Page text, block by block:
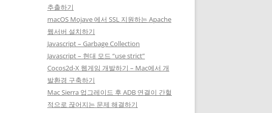
추출하기
macOS Mojave 에서 SSL 지원하는 Apache
웹서버 설치하기
Javascript – Garbage Collection
Javascript – 현대 모드 “use strict”
Cocos2d-X 웹게임 개발하기 – Mac에서 개
발환경 구축하기
Mac Sierra 업그레이드 후 ADB 연결이 간헐
적으로 끊어지는 문제 해결하기